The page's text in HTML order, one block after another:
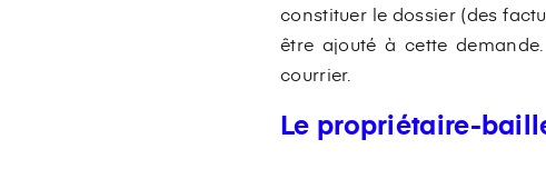
constituer le dossier (des
être ajouté à cette
courrier.
Le propriétaire-